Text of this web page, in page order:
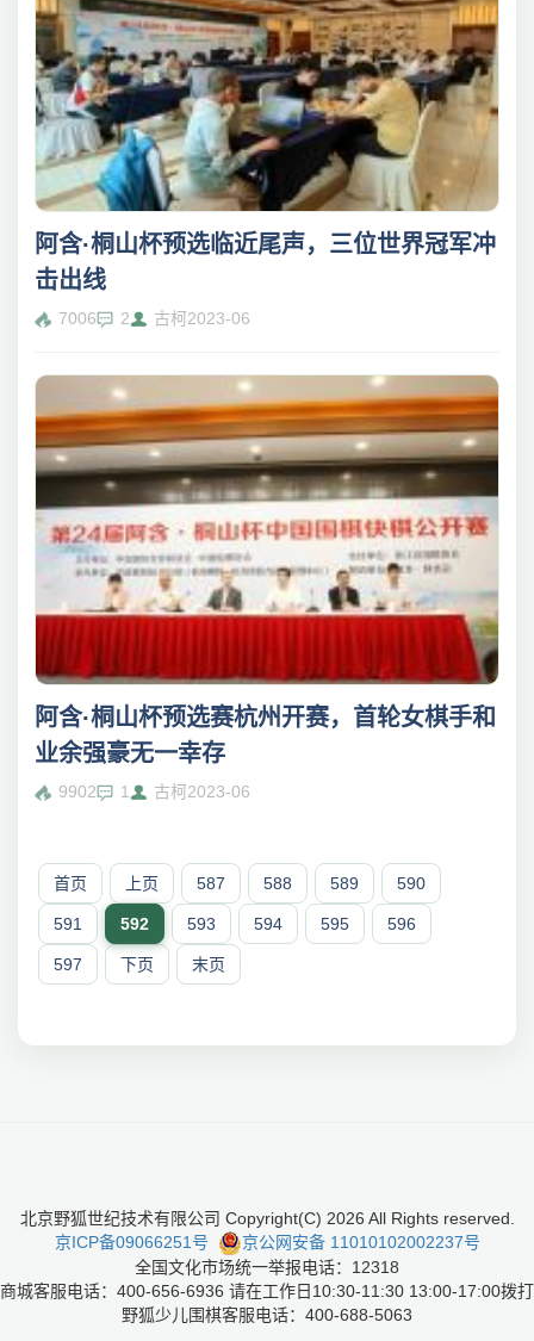
阿含·桐山杯预选临近尾声，三位世界冠军冲
击出线
7006 2 古柯2023-06
阿含·桐山杯预选赛杭州开赛，首轮女棋手和
业余强豪无一幸存
9902 1 古柯2023-06
首页 上页 587 588 589 590
591 592 593 594 595 596
597 下页 末页
北京野狐世纪技术有限公司 Copyright(C) 2026 All Rights reserved.
京ICP备09066251号
京公网安备 11010102002237号
全国文化市场统一举报电话：12318
商城客服电话：400-656-6936 请在工作日10:30-11:30 13:00-17:00拨打
野狐少儿围棋客服电话：400-688-5063